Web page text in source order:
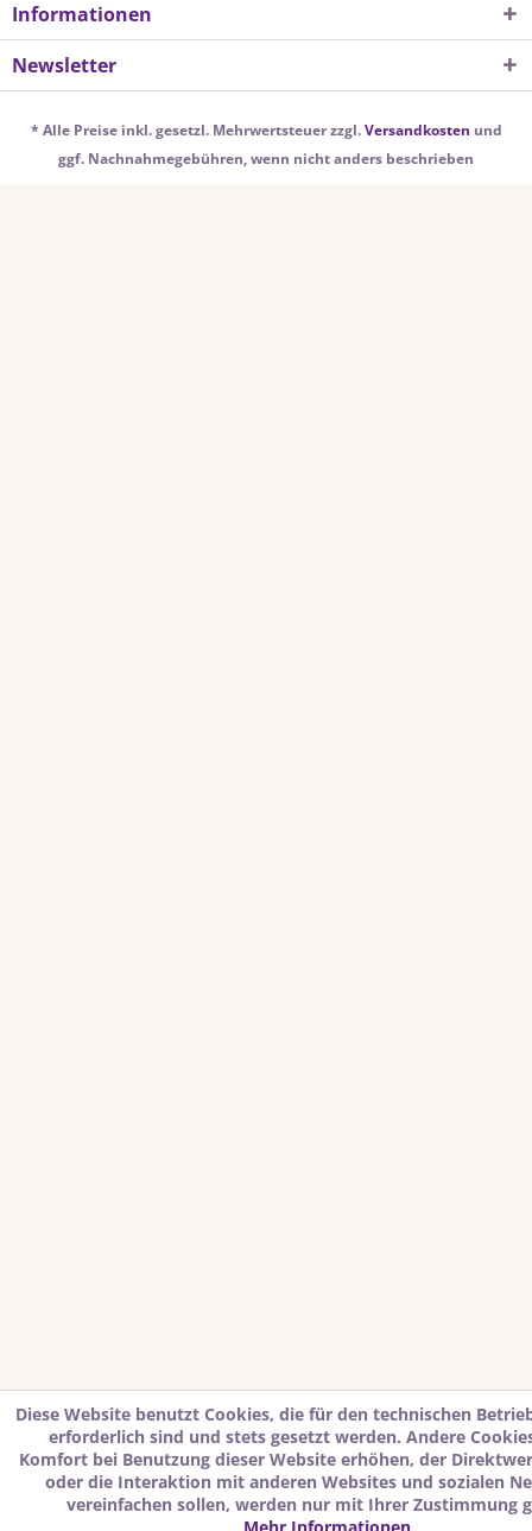
Informationen
Newsletter
* Alle Preise inkl. gesetzl. Mehrwertsteuer zzgl.Versandkosten und
ggf. Nachnahmegebühren, wenn nicht anders beschrieben
Diese Website benutzt Cookies, die für den technischen
erforderlich sind und stets gesetzt werden. Andere
Komfort bei Benutzung dieser Website erhöhen, der
oder die Interaktion mit anderen Websites und sozialen
vereinfachen sollen, werden nur mit Ihrer Zustimmung